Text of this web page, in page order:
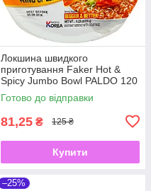
Локшина швидкого
приготування Faker Hot &
Spicy Jumbo Bowl PALDO 120
гГотово до відправки
81,25 ₴ 125 ₴
Купити
–25%